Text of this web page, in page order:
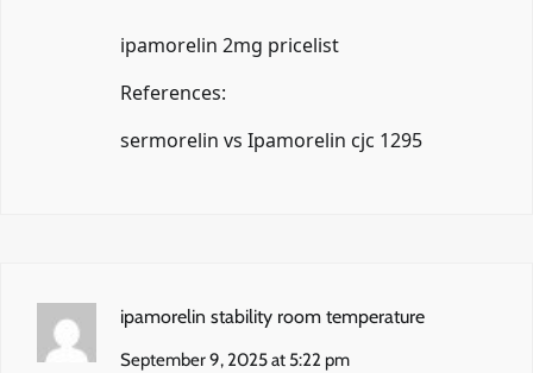
ipamorelin 2mg pricelist
References:
sermorelin vs Ipamorelin cjc 1295
ipamorelin stability room temperature
September 9, 2025 at 5:22 pm